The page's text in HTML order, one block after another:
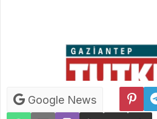
Google News